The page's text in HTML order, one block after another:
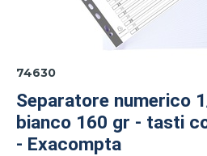
74630
Separatore numerico
bianco 160 gr - tasti
- Exacompta